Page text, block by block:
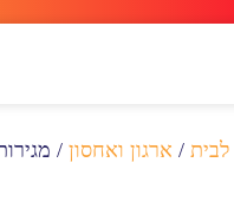
לבית / ארגון ואחסון /